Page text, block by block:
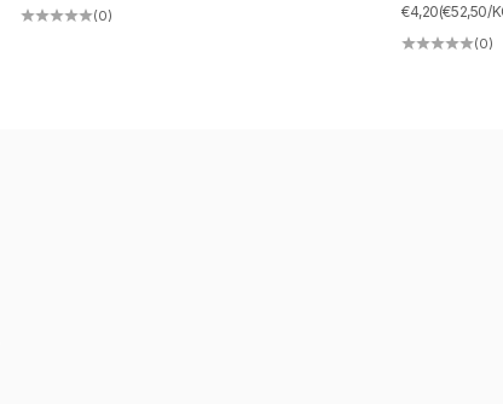
(0) ANGEBOT
€4,20(€52,50/
(0)